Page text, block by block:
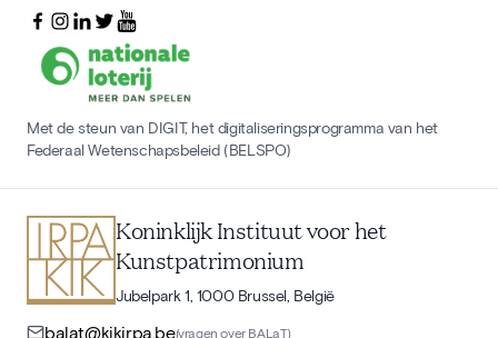
Met de steun van DIGIT, het digitaliseringsprogramma van het
Federaal Wetenschapsbeleid (BELSPO)
Koninklijk Instituut voor het
Kunstpatrimonium
Jubelpark 1, 1000 Brussel, België
balat@kikirpa.be(vragen over BALaT)